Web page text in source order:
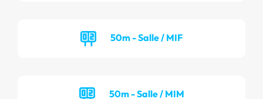
50m - Salle / MIF
50m - Salle / MIM